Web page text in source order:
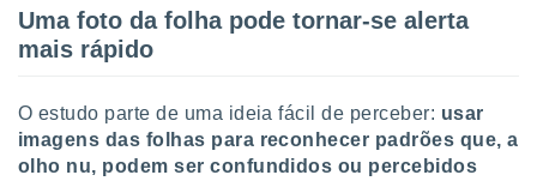
Pode
ao
através
Uma foto da folha pode tornar-se alerta
mais rápido
O estudo parte de uma ideia fácil de perceber: usar
imagens das folhas para reconhecer padrões que, a
olho nu, podem ser confundidos ou percebidos